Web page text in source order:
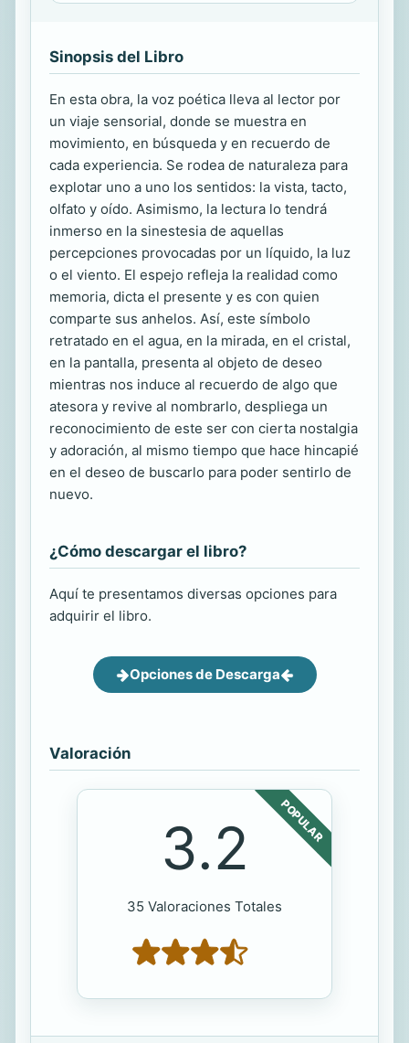
Sinopsis del Libro
En esta obra, la voz poética lleva al lector por
un viaje sensorial, donde se muestra en
movimiento, en búsqueda y en recuerdo de
cada experiencia. Se rodea de naturaleza para
explotar uno a uno los sentidos: la vista, tacto,
olfato y oído. Asimismo, la lectura lo tendrá
inmerso en la sinestesia de aquellas
percepciones provocadas por un líquido, la luz
o el viento. El espejo refleja la realidad como
memoria, dicta el presente y es con quien
comparte sus anhelos. Así, este símbolo
retratado en el agua, en la mirada, en el cristal,
en la pantalla, presenta al objeto de deseo
mientras nos induce al recuerdo de algo que
atesora y revive al nombrarlo, despliega un
reconocimiento de este ser con cierta nostalgia
y adoración, al mismo tiempo que hace hincapié
en el deseo de buscarlo para poder sentirlo de
nuevo.
¿Cómo descargar el libro?
Aquí te presentamos diversas opciones para
adquirir el libro.
Opciones de Descarga
Valoración
POPULAR
3.2
35 Valoraciones Totales